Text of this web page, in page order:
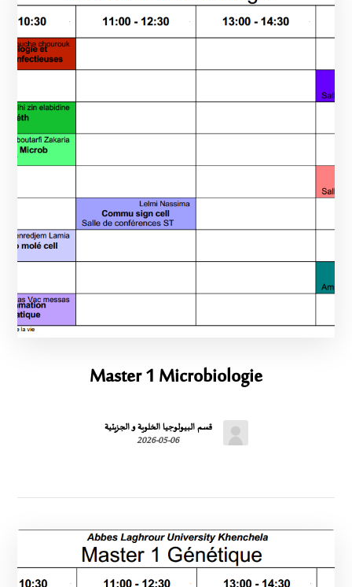
Master 1 Microbiologie
قسم البيولوجيا الخلوية و الجزيئية
2026-05-06